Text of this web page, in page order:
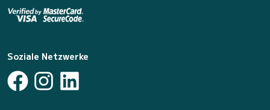
Soziale Netzwerke